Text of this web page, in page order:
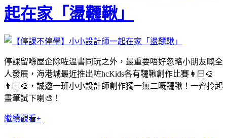
起在家「盪韆鞦」
停課留喺屋企除咗溫書同玩之外，最重要唔好忽略小朋友嘅全
人發展，海港城最近推出咗hcKids各有韆鞦創作比賽👩🏻‍🎨
👨🏻‍🎨，誠邀一班小小設計師創作獨一無二嘅韆鞦！一齊拎起
畫筆試下喇🎨！
繼續觀看+